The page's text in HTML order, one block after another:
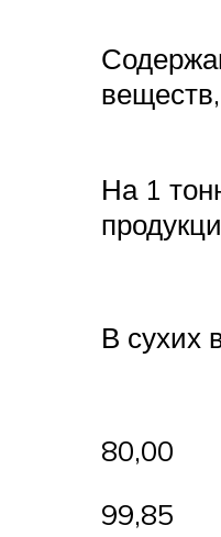
На 1
В сухих
80,00
99,85